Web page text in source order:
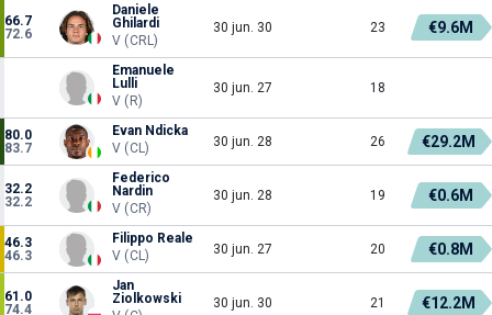
66.7
72.6
Daniele
Ghilardi
V (CRL)
30 jun. 30 23 €9.6M
Emanuele
Lulli
V (R)
30 jun. 27 18
80.0
83.7
Evan Ndicka
V (CL)
30 jun. 28 26 €29.2M
32.2
32.2
Federico
Nardin
V (CR)
30 jun. 28 19 €0.6M
46.3
46.3
Filippo Reale
V (CL)
30 jun. 27 20 €0.8M
61.0
74.4
Jan
Ziolkowski
30 jun. 30 21 €12.2M